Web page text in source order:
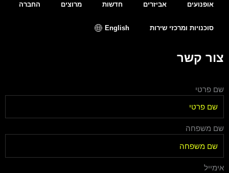
אופנועים אביזרים חדשות מרוצים החברה
סוכנויות ומרכזי שירות English
צור קשר
שם פרטי
שם משפחה
אימייל